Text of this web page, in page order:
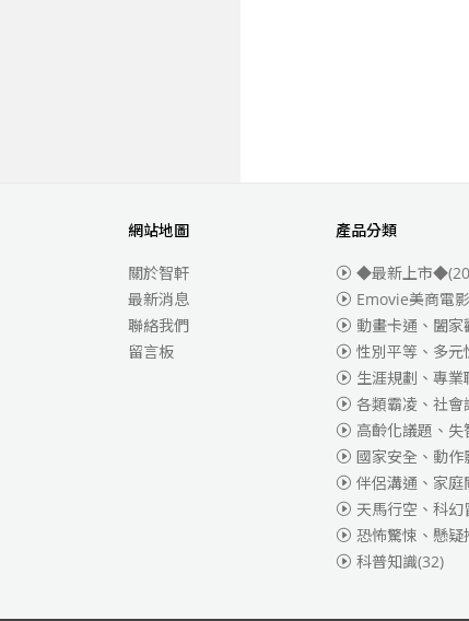
網站地圖
關於智軒
最新消息
聯絡我們
留言板
產品分類
◆最新上市◆
Emovie美商電
動畫卡通、闔家
性別平等、多元
生涯規劃、專業
各類霸凌、社會
高齡化議題、失
國家安全、動作
伴侶溝通、家庭
天馬行空、科幻
恐怖驚悚、懸疑
科普知識(32)